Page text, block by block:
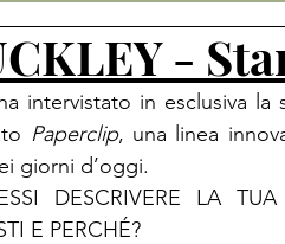
-
intervistato in esclusiva
Paperclip, una linea
giorni d’oggi.
DESCRIVERE LA
E PERCHÉ?